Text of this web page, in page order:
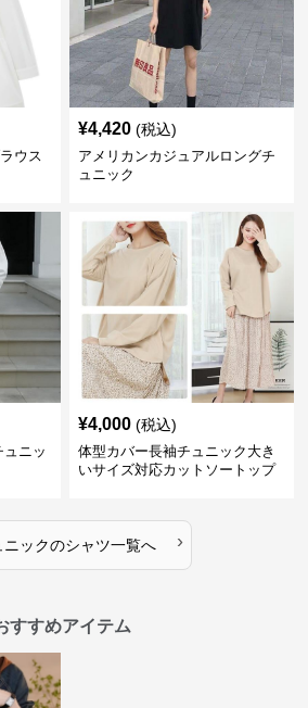
ウス
¥4,420 (税込)
アメリカンカジュアルロングチ
ュニック
ニッ
¥4,000 (税込)
体型カバー長袖チュニック大き
いサイズ対応カットソートップ
ニックのシャツ一覧へ ›
すすめアイテム